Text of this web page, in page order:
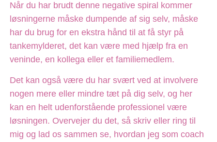
Når du har brudt denne negative spiral kommer
løsningerne måske dumpende af sig selv, måske
har du brug for en ekstra hånd til at få styr på
tankemylderet, det kan være med hjælp fra en
veninde, en kollega eller et familiemedlem.
Det kan også være du har svært ved at involvere
nogen mere eller mindre tæt på dig selv, og her
kan en helt udenforstående professionel være
løsningen. Overvejer du det, så skriv eller ring til
mig og lad os sammen se, hvordan jeg som coach